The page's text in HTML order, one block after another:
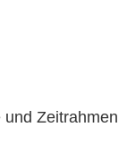
Zeitrahmen